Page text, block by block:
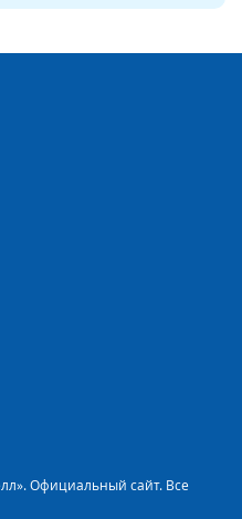
Официальный сайт. Все